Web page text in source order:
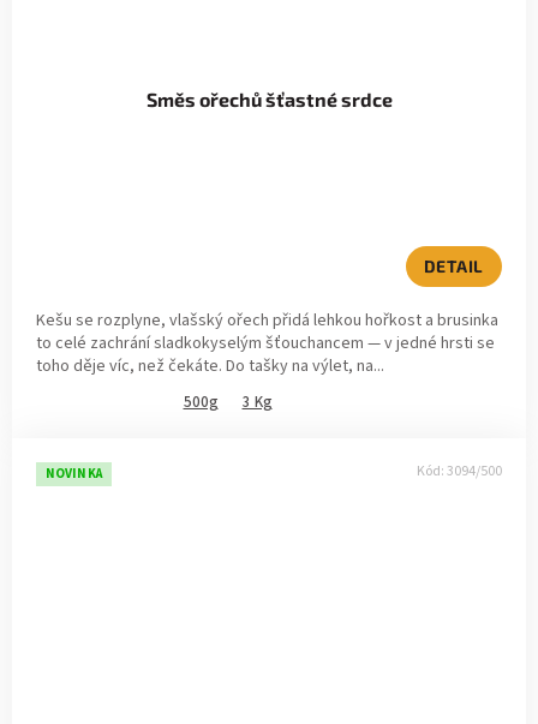
Směs ořechů šťastné srdce
DETAIL
Kešu se rozplyne, vlašský ořech přidá lehkou hořkost a brusinka
to celé zachrání sladkokyselým šťouchancem — v jedné hrsti se
toho děje víc, než čekáte. Do tašky na výlet, na...
500g 3 Kg
NOVINKA Kód:3094/500